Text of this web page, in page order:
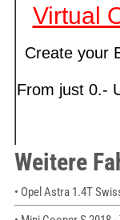
Weitere
• Opel Astra 1.4T